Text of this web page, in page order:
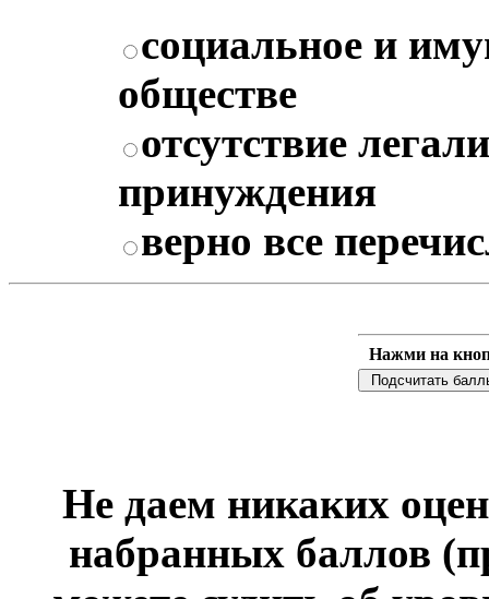
социальное и
обществе
отсутствие
принуждения
верно все
Нажми на
Не даем никаких
набранных баллов